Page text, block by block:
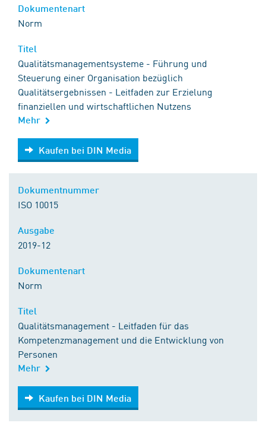
Norm
Qualitätsmanagementsysteme - Führung und
Steuerung einer Organisation bezüglich
Qualitätsergebnissen - Leitfaden zur Erzielung
finanziellen und wirtschaftlichen Nutzens
Mehr
Kaufen bei DIN Media
Kaufen bei DIN Media
ISO 10015
2019-12
Norm
Qualitätsmanagement - Leitfaden für das
Kompetenzmanagement und die Entwicklung von
Personen
Mehr
Kaufen bei DIN Media
Kaufen bei DIN Media